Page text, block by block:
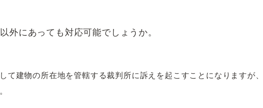
外にあっても対応可能でしょうか。
て建物の所在地を管轄する裁判所に訴えを起こすことになりますが